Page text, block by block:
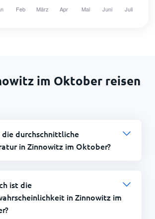
im Oktober reisen
die durchschnittliche
in Zinnowitz im Oktober?
ist die
in Zinnowitz im